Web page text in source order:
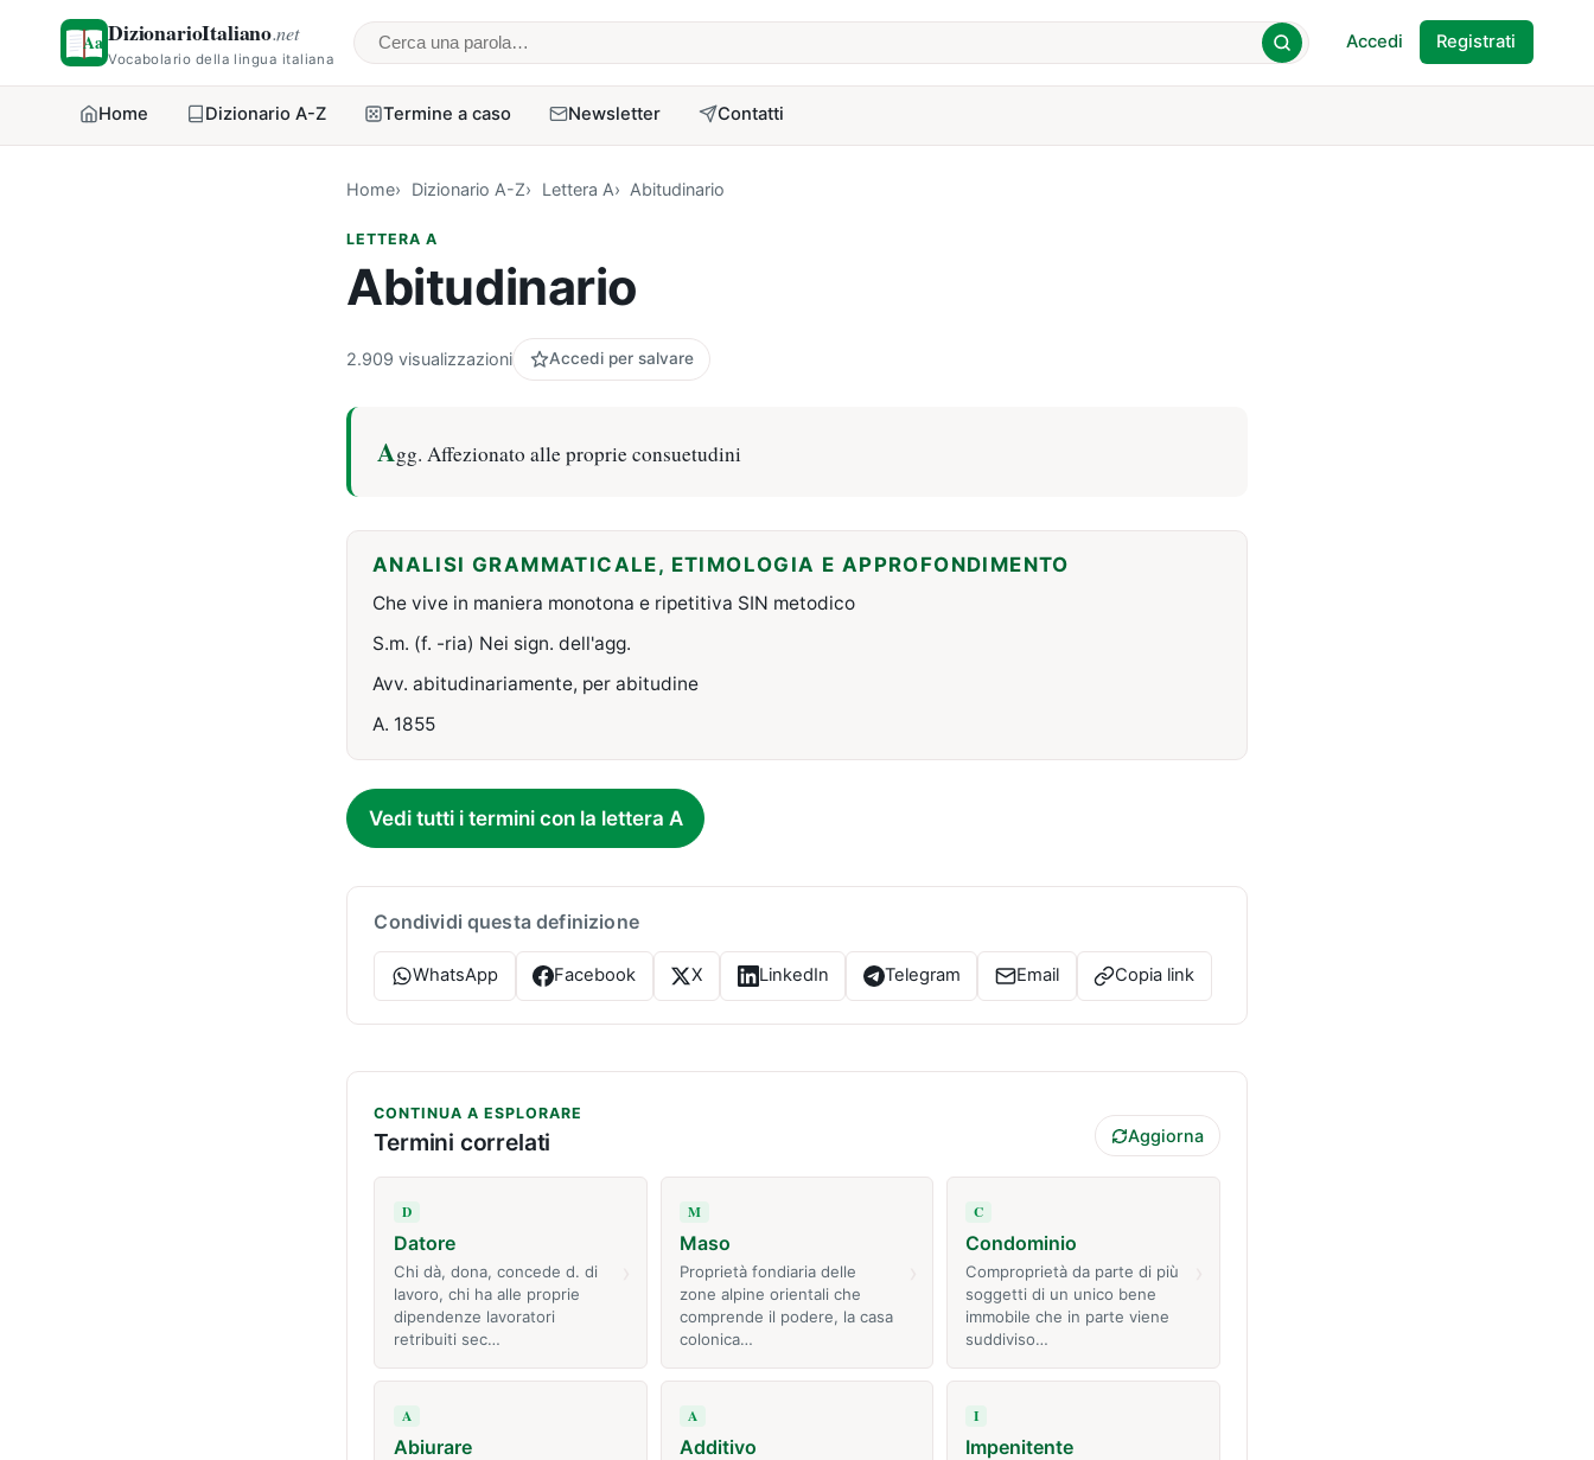
DizionarioItaliano.net
Vocabolario della lingua italiana Cerca una parola
Accedi Registrati
Home Dizionario A-Z Termine a caso Newsletter Contatti
Home Dizionario A-Z Lettera A Abitudinario
LETTERA A
Abitudinario
2.909 visualizzazioni Accedi per salvare
Agg. Affezionato alle proprie consuetudini
ANALISI GRAMMATICALE, ETIMOLOGIA E APPROFONDIMENTO
Che vive in maniera monotona e ripetitiva SIN metodico
S.m. (f. -ria) Nei sign. dell'agg.
Avv. abitudinariamente, per abitudine
A. 1855
Vedi tutti i termini con la lettera A
Condividi questa definizione
WhatsApp Facebook X LinkedIn Telegram Email Copia link
CONTINUA A ESPLORARE
Termini correlati Aggiorna
D
Datore
Chi dà, dona, concede d. di
lavoro, chi ha alle proprie
dipendenze lavoratori
retribuiti sec…
M
Maso
Proprietà fondiaria delle
zone alpine orientali che
comprende il podere, la casa
colonica…
C
Condominio
Comproprietà da parte di più
soggetti di un unico bene
immobile che in parte viene
suddiviso…
A
Abiurare
A
Additivo
I
Impenitente